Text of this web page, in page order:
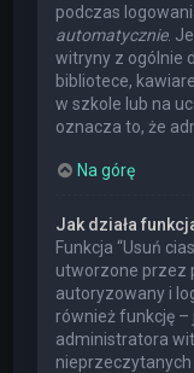
podczas
automatycznie.
witryny z ogólnie
bibliotece,
w szkole lub na
oznacza to, że
Na górę
Jak działa
Funkcja “Usuń
utworzone przez
autoryzowany i
również funkcję –
administratora